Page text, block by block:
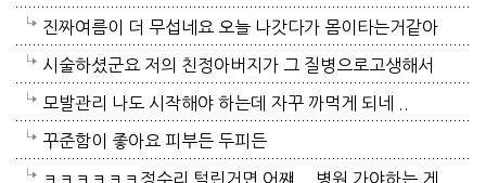
하로 정전이 될까봐 제일 무섭기도 합니다
기가 겁나요. 장대비가 한바탕 퍼부움 좋겠네요.
아져서 기온이 내려가면 좋겠어요.
지하도로 들어가서 병원근처서 또다시 지상으로 올라와
병원갔네요. 두군데를 가느라고 어제그랬죠. 엔간하면
밖에 나가지마요. 쓰러져요.ㅎ쿠팡에서 배달시키고 집
에있는걸로 저도 해결하네요. 처서가 23일이네요. 비좀
왔음 좋겠어요.근대 당분간 비소식이 없더라구요. 내일
진짜여름이 더 무섭네요 오늘 나갓다가 몸이타는거같아
택시타고 왔어요 당분간 안나가야겠어요 처서가 되면
햇빛도 덜따갑고 더위도 한풀꺽이던데 이러다가 여름나
라로 변할수도 있겠어요 쿠팡에 바람나오는 팬달린 조
끼팔던데 그거는 오래는 사용이안되겠지요 태풍이라도
시술하셨군요 저의 친정아버지가 그 질병으로고생해서
저도 좀 압니다 남자들이 나이먹음 잘 걸리는병이죠 여
자들이 방광염에 자주 걸리듯이 그병도 재발이 잦은편
이여서 조심하셔야 할거에요 남편분 술 좋아하시나요
모발관리 나도 시작해야 하는데 자꾸 까먹게 되네 ..
꾸준함이 좋아요 피부든 두피든
ㅋㅋㅋㅋㅋㅋ정수리 털린거면 어쨰... 병원 가야하는 게